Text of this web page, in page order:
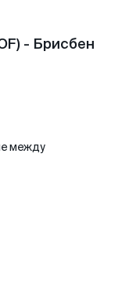
- Брисбен
между